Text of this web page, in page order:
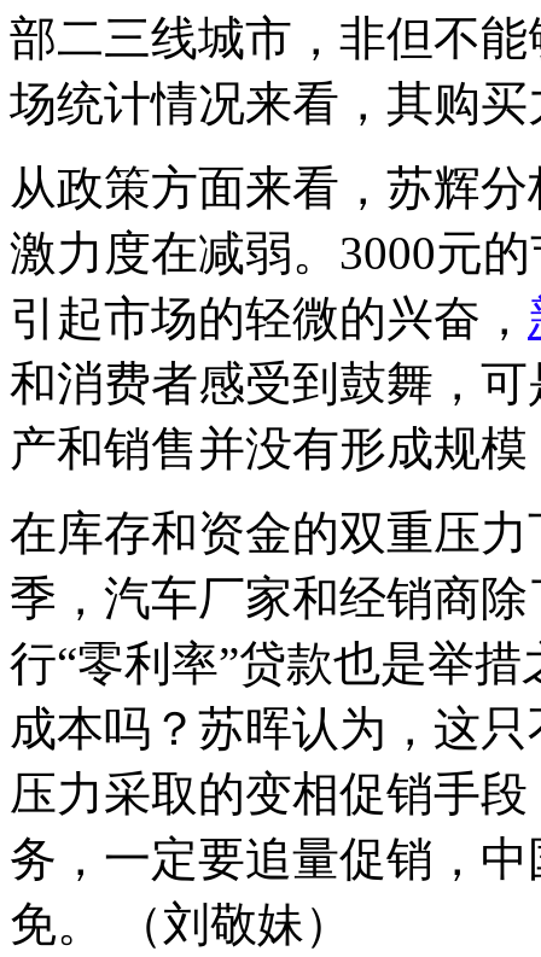
部二三线城市，非但不
场统计情况来看，其购
从政策方面来看，苏辉
激力度在减弱。3000元
引起市场的轻微的兴奋，
和消费者感受到鼓舞，
产和销售并没有形成规
在库存和资金的双重压
季，汽车厂家和经销商
行“零利率”贷款也是举
成本吗？苏晖认为，这
压力采取的变相促销手
务，一定要追量促销，
免。 （刘敬妹）